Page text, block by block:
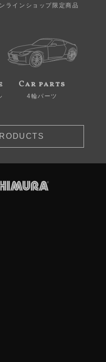
ラインショップ限定商品
Car parts
4輪パーツ